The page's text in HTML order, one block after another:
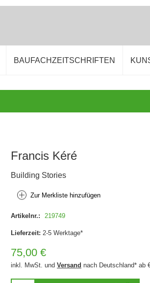
BAUFACHZEITSCHRIFTEN
Francis Kéré
Building Stories
Zur Merkliste hinzufügen
Artikelnr.: 219749
Lieferzeit: 2-5 Werktage*
75,00 €
inkl. MwSt. und Versand nach Deutschland* ab